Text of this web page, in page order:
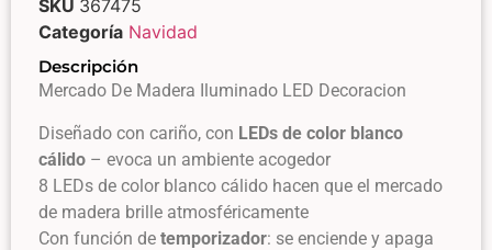
SKU 367475
Categoría Navidad
Descripción
Mercado De Madera Iluminado LED Decoracion
Diseñado con cariño, con LEDs de color blanco
cálido – evoca un ambiente acogedor
8 LEDs de color blanco cálido hacen que el mercado
de madera brille atmosféricamente
Con función de temporizador: se enciende y apaga